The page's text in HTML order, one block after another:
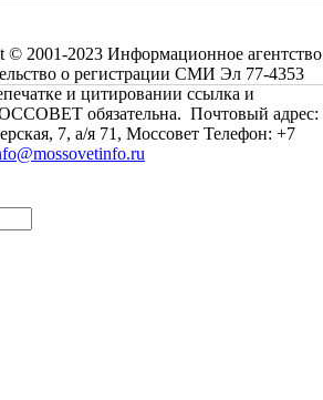
2001-2023 Информационное агентство
о регистрации СМИ Эл 77-4353
и цитировании ссылка и
обязательна. Почтовый адрес:
7, а/я 71, Моссовет Телефон: +7